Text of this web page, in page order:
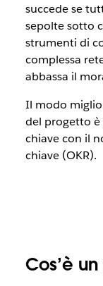
succede se
sepolte sotto
strumenti di
complessa
abbassa il
Il modo
del progetto
chiave con il
chiave (OKR).
Cos’è